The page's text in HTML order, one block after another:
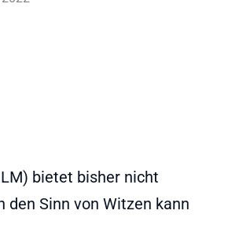
bietet bisher nicht
den Sinn von Witzen kann